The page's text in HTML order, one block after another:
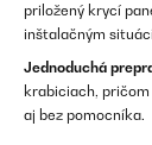
priložený krycí
inštalačným
Jednoduchá
krabiciach,
aj bez pomocníka.